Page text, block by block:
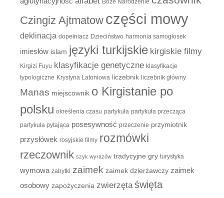
Boże Narodzenie
Czingiz Ajtmatow części mowy
deklinacja dopełniacz Dzieciństwo harmonia samogłosek
imiesłów islam języki turkijskie kirgiskie filmy
Kirgizi Fuyu klasyfikacje genetyczne klasyfikacje
typologiczne Krystyna Latoniowa liczebnik liczebnik główny
Manas miejscownik o Kirgistanie po
polsku określenia czasu partykuła partykuła przecząca
partykuła pytająca posesywność przeczenie przymiotnik
przysłówek rosyjskie filmy rozmówki
rzeczownik szyk wyrazów tradycyjne gry turystyka
wymowa zabytki zaimek zaimek dzierżawczy zaimek
osobowy zapożyczenia zwierzęta święta